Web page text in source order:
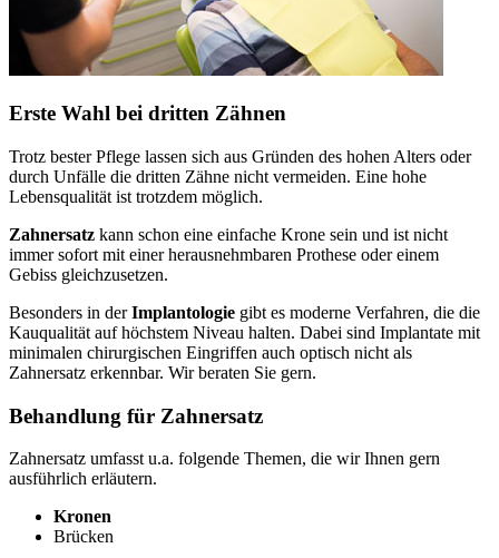
Erste Wahl bei dritten Zähnen
Trotz bester Pflege lassen sich aus Gründen des hohen Alters oder
durch Unfälle die dritten Zähne nicht vermeiden. Eine hohe
Lebensqualität ist trotzdem möglich.
Zahnersatz kann schon eine einfache Krone sein und ist nicht
immer sofort mit einer herausnehmbaren Prothese oder einem
Gebiss gleichzusetzen.
Besonders in derImplantologie gibt es moderne Verfahren, die die
Kauqualität auf höchstem Niveau halten. Dabei sind Implantate mit
minimalen chirurgischen Eingriffen auch optisch nicht als
Zahnersatz erkennbar. Wir beraten Sie gern.
Behandlung für Zahnersatz
Zahnersatz umfasst u.a. folgende Themen, die wir Ihnen gern
ausführlich erläutern.
Kronen
Brücken